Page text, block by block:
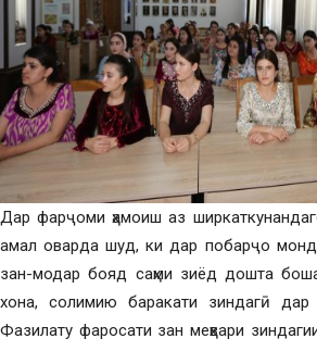
Дар фарҷоми ҳамоиш аз
амал оварда шуд, ки дар побарҷо
зан-модар бояд саҳми зиёд дошта
хона, солимию баракати зиндагӣ
Фазилату фаросати зан меҳвари